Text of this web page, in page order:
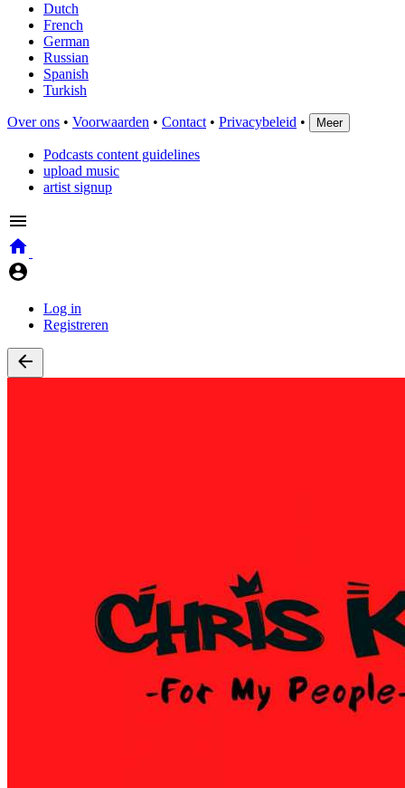
Dutch
French
German
Russian
Spanish
Turkish
Over ons • Voorwaarden • Contact • Privacybeleid • Meer
Podcasts content guidelines
upload music
artist signup
Log in
Registreren